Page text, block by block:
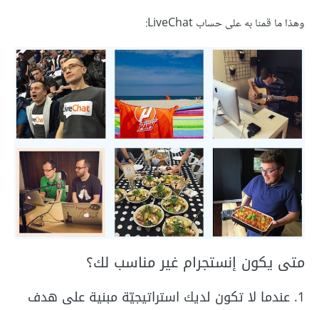
وهذا ما قمنا به على حساب LiveChat:
متى يكون إنستجرام غير مناسب لك؟
1. عندما لا تكون لديك استراتيجيّة مبنية على هدف